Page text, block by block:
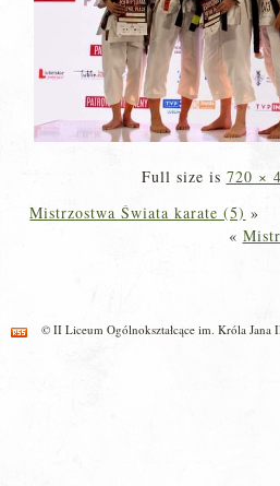
Full size is 720 ×
Mistrzostwa Świata karate (5) »
«
© II Liceum Ogólnokształcące im. Króla